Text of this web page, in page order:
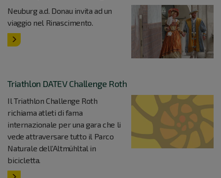
Neuburg a.d. Donau invita ad un
viaggio nel Rinascimento.
Triathlon DATEV Challenge Roth
Il Triathlon Challenge Roth
richiama atleti di fama
internazionale per una gara che li
vede attraversare tutto il Parco
Naturale dell’Altmühltal in
bicicletta.